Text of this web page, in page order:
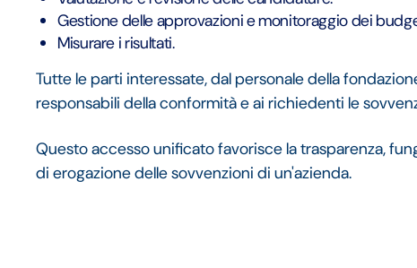
Gestione delle approvazioni e monitoraggio dei
Misurare i risultati.
Tutte le parti interessate, dal personale della
responsabili della conformità e ai richiedenti le
Questo accesso unificato favorisce la trasparenza,
di erogazione delle sovvenzioni di un'azienda.